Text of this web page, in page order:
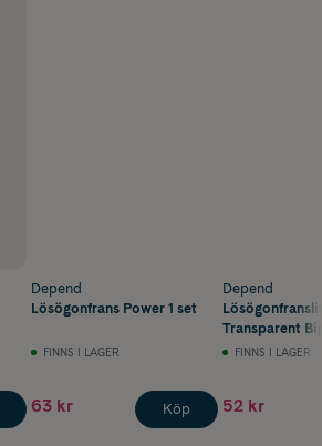
Depend
Lösögonfrans Power 1 set
FINNS I LAGER
63 kr Köp
Depend
Transparent
FINNS I LAGER
52 kr